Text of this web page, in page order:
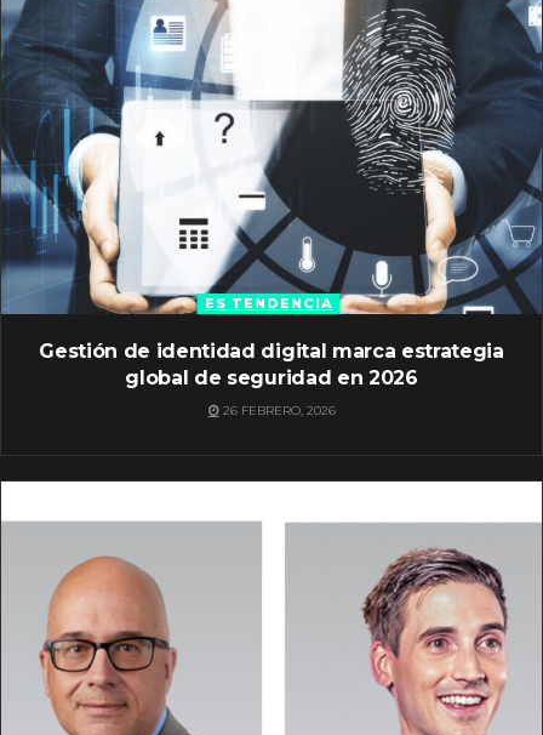
ES TENDENCIA
Gestión de identidad digital marca estrategia
global de seguridad en 2026
26 FEBRERO, 2026